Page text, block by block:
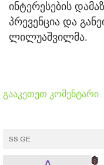
ინტერესების
პრევენცია და
ლილუაშვილმა.
გააკეთეთ კომენტარი
SS.GE